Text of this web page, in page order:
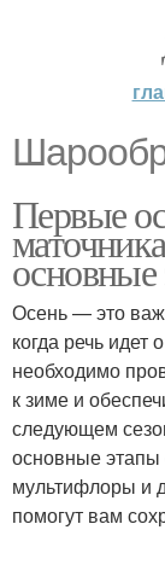
Первые
основные
Осень — это
когда речь
необходимо
к зиме и
следующем
основные этапы
мультифлоры и
помогут вам